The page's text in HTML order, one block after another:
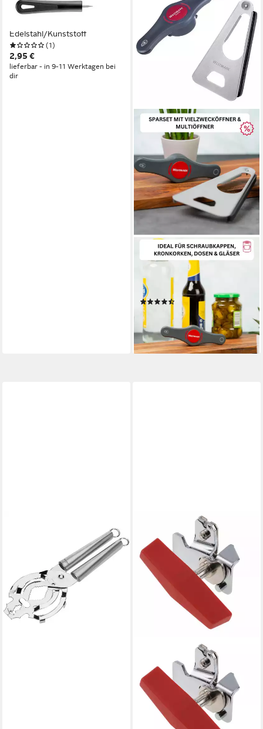
Dosenöffner Dosenlocher,
Edelstahl/Kunststoff
(1)
2,95 €
lieferbar - in 9-11 Werktagen bei
dir
WESTMARK
Multiöffner Set, 2tlg. 1
Vielzwecköffner + 1 Multi-
Öffner, Twist/Propeller
(4)
13,49 € UVP 14,99 €
-10%
lieferbar - in 2-3 Werktagen bei dir
Dosenöffner Deckelöffner
Glory aus rostfreiem
Edelstahl, Handwäsche
empfohlen
17,49 €
lieferbar - in 3-4 Werktagen bei dir